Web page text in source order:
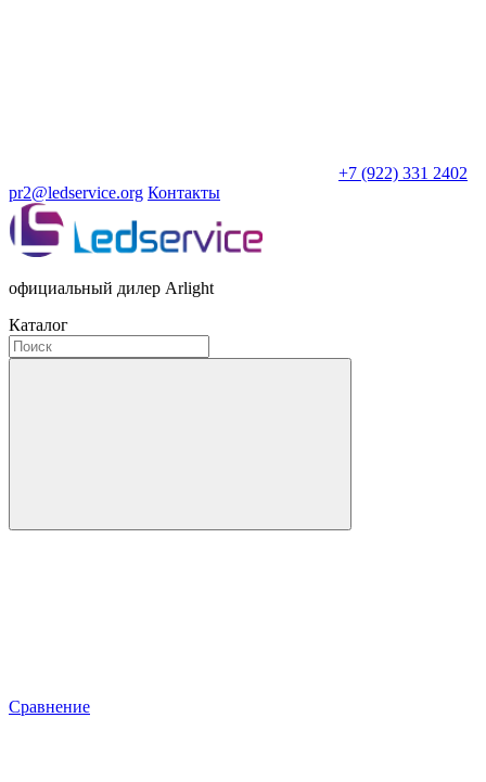
+7 (922) 331 2402
pr2@ledservice.org Контакты
официальный дилер Arlight
Каталог
Сравнение